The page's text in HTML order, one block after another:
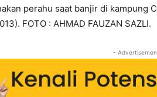
perahu saat banjir di kampung
FOTO : AHMAD FAUZAN SAZLI.
-